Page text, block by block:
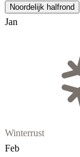
Noordelijk halfrond
Jan
Winterrust
Feb